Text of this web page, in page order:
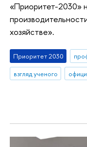
«Приоритет-2030»
хозяйстве».
Приоритет 2030
взгляд ученого